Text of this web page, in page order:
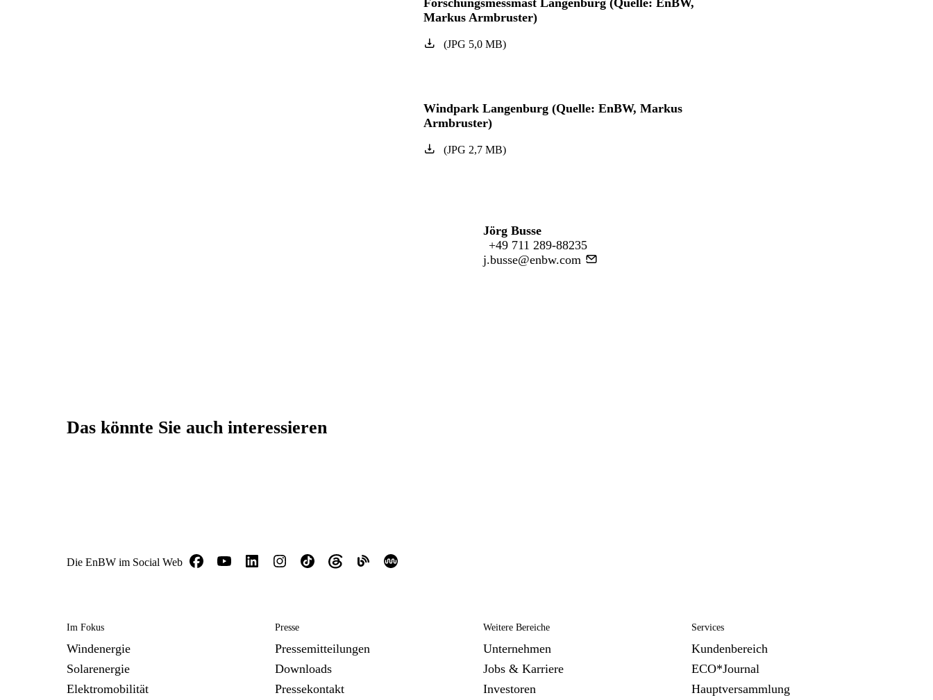
Forschungsmessmast Langenburg (Quelle: EnBW,
Markus Armbruster)
(JPG 5,0 MB)
Windpark Langenburg (Quelle: EnBW, Markus
Armbruster)
(JPG 2,7 MB)
Jörg Busse
+49 711 289-88235
j.busse@enbw.com
Das könnte Sie auch interessieren
Die EnBW im Social Web
Im Fokus
Windenergie
Solarenergie
Elektromobilität
Presse
Pressemitteilungen
Downloads
Pressekontakt
Weitere Bereiche
Unternehmen
Jobs & Karriere
Investoren
Services
Kundenbereich
ECO*Journal
Hauptversammlung